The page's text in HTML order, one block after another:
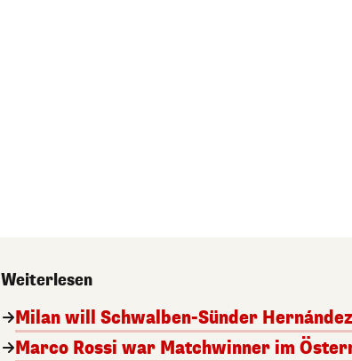
Weiterlesen
Milan will Schwalben-Sünder
Marco Rossi war Matchwinner im